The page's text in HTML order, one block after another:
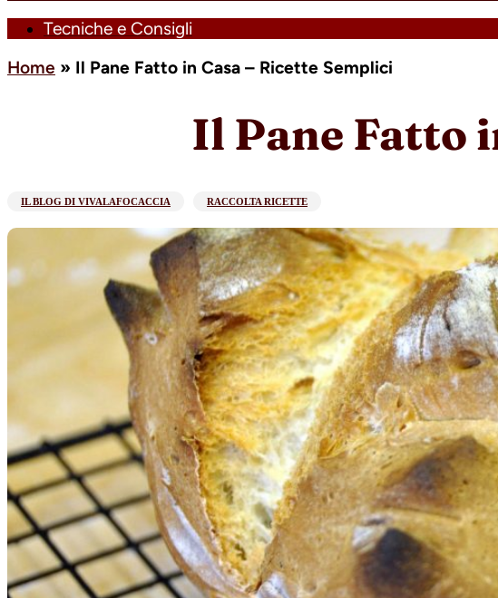
Tecniche e Consigli
Home » Il Pane Fatto in Casa – Ricette Semplici
Il Pane Fatto
IL BLOG DI VIVALAFOCACCIA RACCOLTA RICETTE